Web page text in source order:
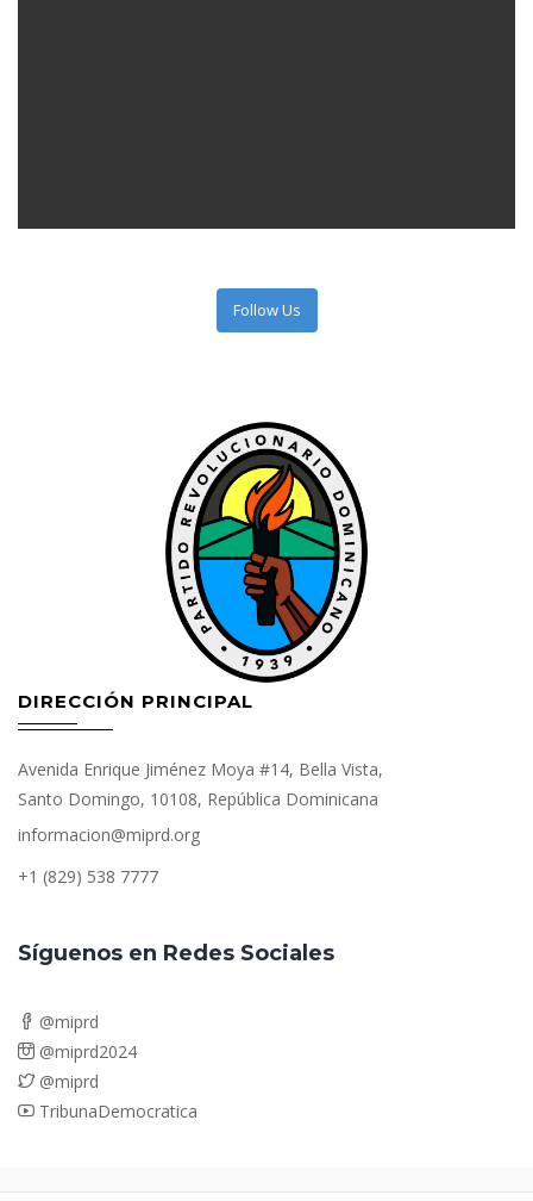
Follow Us
DIRECCIÓN PRINCIPAL
Avenida Enrique Jiménez Moya #14, Bella Vista,
Santo Domingo, 10108, República Dominicana
informacion@miprd.org
+1 (829) 538 7777
Síguenos en Redes Sociales
@miprd
@miprd2024
@miprd
TribunaDemocratica